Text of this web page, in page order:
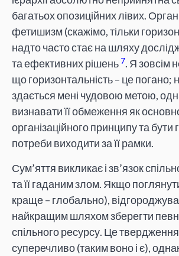
багатьох опозиційних лівих.
фетишизм (скажімо, тільки
надто часто стає на шляху
та ефективних рішень 7. Я зовсім
що горизонтальність – це погано;
здається мені чудовою метою,
визнавати її обмеження як
організаційного принципу та бути
потреби виходити за її рамки.
Сум’яття викликає і зв’язок
та її гаданим злом. Якщо
краще – глобально),
найкращим шляхом зберегти
спільного ресурсу. Це
суперечливо (таким воно і є),